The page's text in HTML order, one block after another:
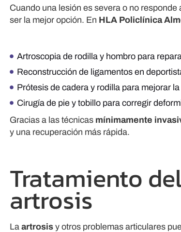
Cuando una lesión es severa o no
ser la mejor opción. En HLA Policlínica
Artroscopia de rodilla y hombro para
Reconstrucción de ligamentos en
Prótesis de cadera y rodilla para mejorar
Cirugía de pie y tobillo para corregir
Gracias a las técnicas mínimamente
y una recuperación más rápida.
Tratamiento
artrosis
La artrosis y otros problemas articulares